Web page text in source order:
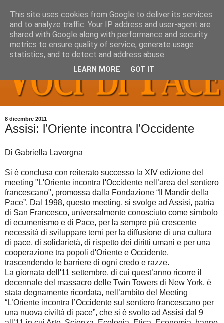
8 dicembre 2011
Assisi: l’Oriente incontra l’Occidente
Di Gabriella Lavorgna
Si è conclusa con reiterato successo la XIV edizione del
meeting "L'Oriente incontra l'Occidente nell’area del sentiero
francescano", promossa dalla Fondazione “Il Mandir della
Pace”. Dal 1998, questo meeting, si svolge ad Assisi, patria
di San Francesco, universalmente conosciuto come simbolo
di ecumenismo e di Pace, per la sempre più crescente
necessità di sviluppare temi per la diffusione di una cultura
di pace, di solidarietà, di rispetto dei diritti umani e per una
cooperazione tra popoli d'Oriente e Occidente,
trascendendo le barriere di ogni credo e razze.
La giornata dell'11 settembre, di cui quest’anno ricorre il
decennale del massacro delle Twin Towers di New York, è
stata degnamente ricordata, nell’ambito del Meeting
“L’Oriente incontra l’Occidente sul sentiero francescano per
una nuova civiltà di pace”, che si è svolto ad Assisi dal 9
This site uses cookies from Google to deliver its services
and to analyze traffic. Your IP address and user-agent are
shared with Google along with performance and security
metrics to ensure quality of service, generate usage
statistics, and to detect and address abuse.
LEARN MORE GOT IT